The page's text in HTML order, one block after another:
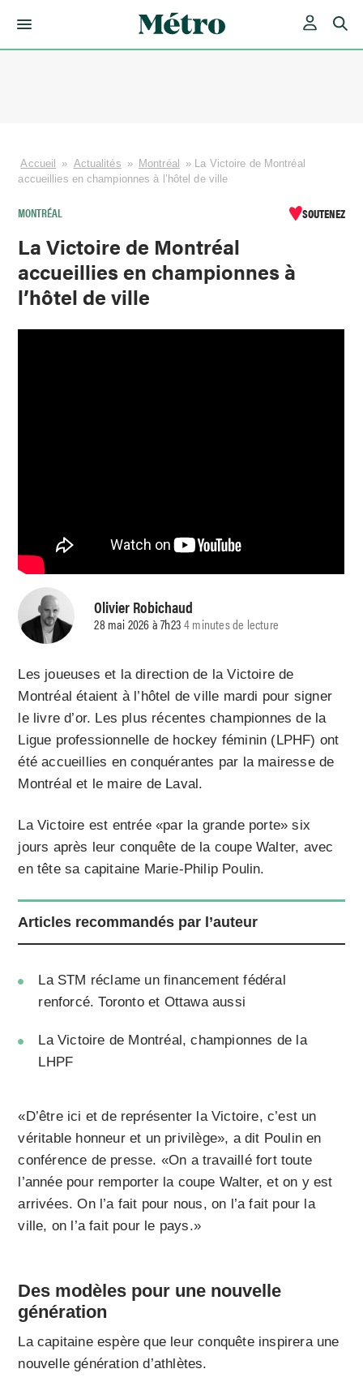
Accueil » Actualités » Montréal » La Victoire de Montréal
accueillies en championnes à l’hôtel de ville
MONTRÉAL SOUTENEZ
La Victoire de Montréal
accueillies en championnes à
l’hôtel de ville
Olivier Robichaud
28 mai 2026 à 7h234 minutes de lecture
Les joueuses et la direction de la Victoire de
Montréal étaient à l’hôtel de ville mardi pour signer
le livre d’or. Les plus récentes championnes de la
Ligue professionnelle de hockey féminin (LPHF) ont
été accueillies en conquérantes par la mairesse de
Montréal et le maire de Laval.
La Victoire est entrée «par la grande porte» six
jours après leur conquête de la coupe Walter, avec
en tête sa capitaine Marie-Philip Poulin.
Articles recommandés par l’auteur
La STM réclame un financement fédéral
renforcé. Toronto et Ottawa aussi
La Victoire de Montréal, championnes de la
LHPF
«D’être ici et de représenter la Victoire, c’est un
véritable honneur et un privilège», a dit Poulin en
conférence de presse. «On a travaillé fort toute
l’année pour remporter la coupe Walter, et on y est
arrivées. On l’a fait pour nous, on l’a fait pour la
ville, on l’a fait pour le pays.»
Des modèles pour une nouvelle
génération
La capitaine espère que leur conquête inspirera une
nouvelle génération d’athlètes.